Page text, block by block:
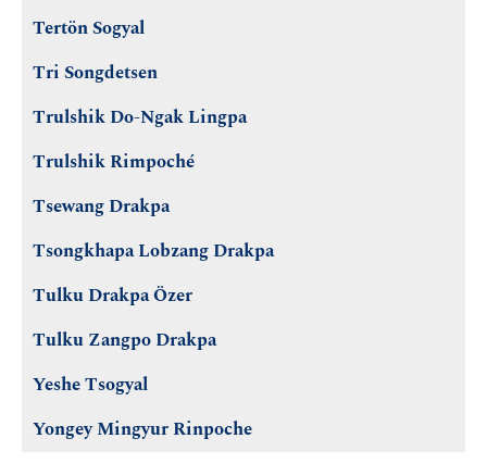
Tertön Sogyal
Tri Songdetsen
Trulshik Do-Ngak Lingpa
Trulshik Rimpoché
Tsewang Drakpa
Tsongkhapa Lobzang Drakpa
Tulku Drakpa Özer
Tulku Zangpo Drakpa
Yeshe Tsogyal
Yongey Mingyur Rinpoche